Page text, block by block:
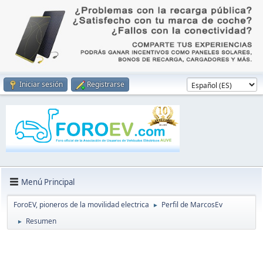
Iniciar sesión Registrarse
Menú Principal
ForoEV, pioneros de la movilidad electrica ► Perfil de MarcosEv
► Resumen